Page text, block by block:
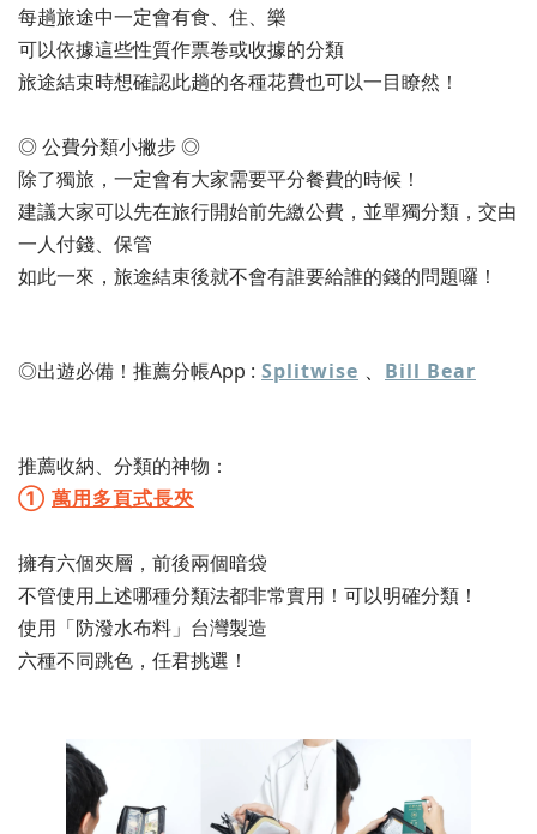
每趟旅途中一定會有食、住、樂
可以依據這些性質作票卷或收據的分類
旅途結束時想確認此趟的各種花費也可以一目瞭然！
◎ 公費分類小撇步 ◎
除了獨旅，一定會有大家需要平分餐費的時候！
建議大家可以先在旅行開始前先繳公費，並單獨分類，交由
一人付錢、保管
如此一來，旅途結束後就不會有誰要給誰的錢的問題囉！
◎出遊必備！推薦分帳App : Splitwise 、 Bill Bear
推薦收納、分類的神物：
① 萬用多頁式長夾
擁有六個夾層，前後兩個暗袋
不管使用上述哪種分類法都非常實用！可以明確分類！
使用「防潑水布料」台灣製造
六種不同跳色，任君挑選！